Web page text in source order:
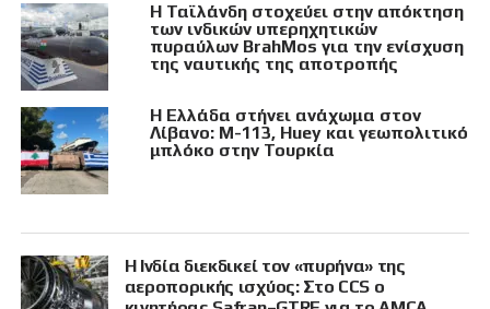
Η Ταϊλάνδη στοχεύει στην απόκτηση
των ινδικών υπερηχητικών
πυραύλων BrahMos για την ενίσχυση
της ναυτικής της αποτροπής
Η Ελλάδα στήνει ανάχωμα στον
Λίβανο: M-113, Huey και γεωπολιτικό
μπλόκο στην Τουρκία
Η Ινδία διεκδικεί τον «πυρήνα» της
αεροπορικής ισχύος: Στο CCS ο